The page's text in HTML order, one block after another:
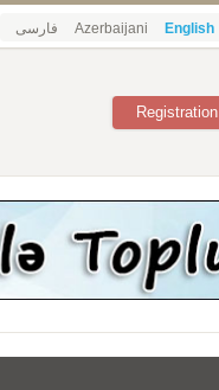
فارسی Azerbaijani English
Registration